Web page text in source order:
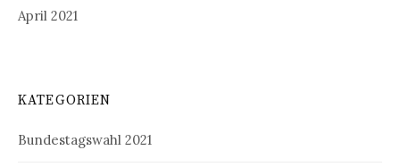
April 2021
KATEGORIEN
Bundestagswahl 2021